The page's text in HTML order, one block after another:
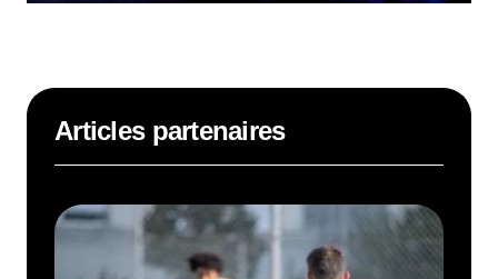
Articles partenaires